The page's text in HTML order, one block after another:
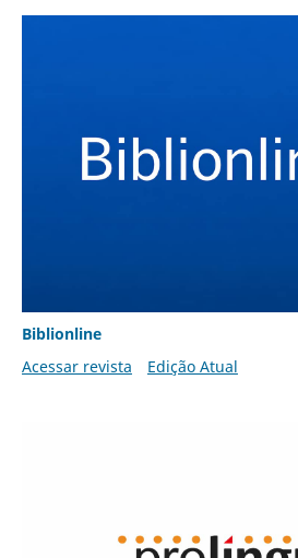
Biblionline
Acessar revista
Edição Atual